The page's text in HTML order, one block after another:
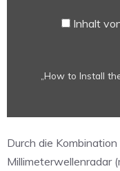
Inhalt
„How to Install
Durch die
Millimeterwellenradar